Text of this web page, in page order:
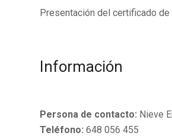
Presentación del certificado de
Información
Persona de contacto: Nieve
Teléfono: 648 056 455